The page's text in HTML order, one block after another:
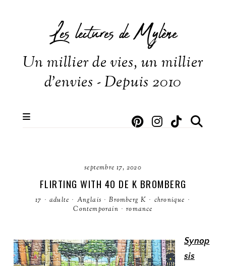
Les lectures de Mylène
Un millier de vies, un millier
d'envies - Depuis 2010
septembre 17, 2020
FLIRTING WITH 40 DE K BROMBERG
17 · adulte · Anglais · Bromberg K · chronique ·
Contemporain · romance
Synop
sis